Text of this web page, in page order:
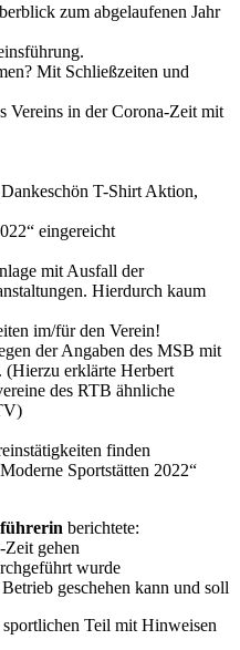
zum abgelaufenen Jahr
Mit Schließzeiten und
Vereins in der Corona-Zeit mit
T-Shirt Aktion,
eingereicht
mit Ausfall der
Hierdurch kaum
im/für den Verein!
der Angaben des MSB mit
(Hierzu erklärte Herbert
des RTB ähnliche
finden
Sportstätten 2022“
berichtete:
gehen
wurde
geschehen kann und soll
sportlichen Teil mit Hinweisen